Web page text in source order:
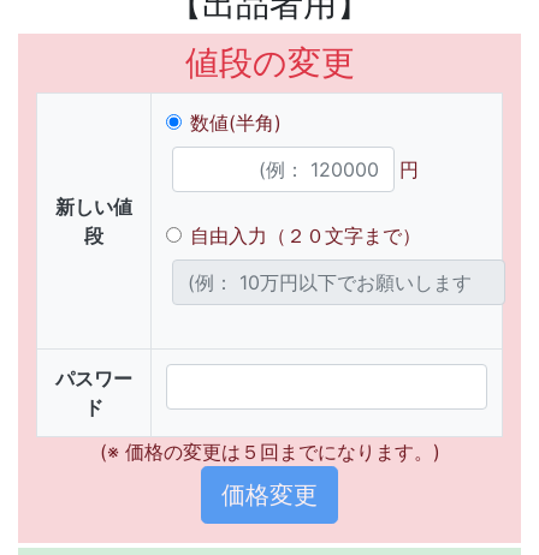
値段の変更
新しい値
段
数値(半角)
円
自由入力（２０文字まで）
パスワー
ド
(※ 価格の変更は５回までになります。)